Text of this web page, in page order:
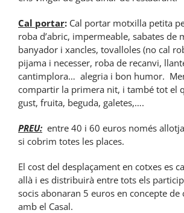
Cal portar: Cal portar motxilla petita
roba d’abric, impermeable, sabates de
banyador i xancles, tovalloles (no cal
pijama i necesser, roba de recanvi,
cantimplora… alegria i bon humor.
compartir la primera nit, i també tot el
gust, fruita, beguda, galetes,….
PREU: entre 40 i 60 euros només
si cobrim totes les places.
El cost del desplaçament en cotxes es
allà i es distribuirà entre tots els
socis abonaran 5 euros en concepte de
amb el Casal.